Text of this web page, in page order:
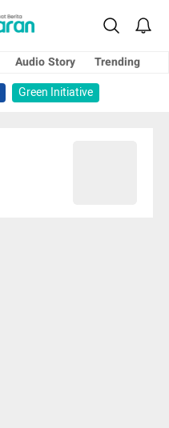
Audio Story
Trending
Green Initiative